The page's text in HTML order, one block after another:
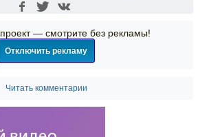
— смотрите без рекламы!
Отключить рекламу
Читать комментарии